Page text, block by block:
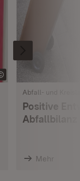
Abfall- und
Positive
Abfallbilanz
Mehr